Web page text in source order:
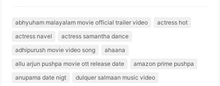
abhyuham malayalam movie official trailer video
actress hot
actress navel
actress samantha dance
adhipurush movie video song
ahaana
allu arjun pushpa movie ott release date
amazon prime pushpa
anupama date nigt
dulquer salmaan music video